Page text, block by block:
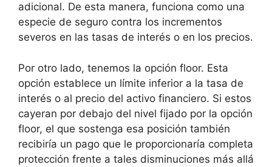
adicional. De esta manera, funciona como una
especie de seguro contra los incrementos
severos en las tasas de interés o en los precios.
Por otro lado, tenemos la opción floor. Esta
opción establece un límite inferior a la tasa de
interés o al precio del activo financiero. Si estos
cayeran por debajo del nivel fijado por la opción
floor, el que sostenga esa posición también
recibiría un pago que le proporcionaría completa
protección frente a tales disminuciones más allá